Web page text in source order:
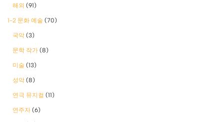
해외 (91)
1-2 문화 예술 (70)
국악 (3)
문학 작가 (8)
미술 (13)
성악 (8)
연극 뮤지컬 (11)
연주자 (6)